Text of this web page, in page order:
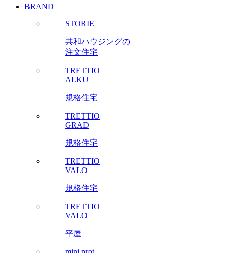
BRAND
STORIE
共和ハウジングの
注文住宅
TRETTIO
ALKU
規格住宅
TRETTIO
GRAD
規格住宅
TRETTIO
VALO
規格住宅
TRETTIO
VALO
平屋